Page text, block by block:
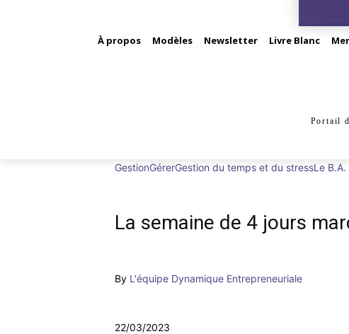
À propos Modèles Newsletter Livre Blanc
Portail
GestionGérerGestion du temps et du stressLe
La semaine de 4 jours
By L'équipe Dynamique Entrepreneuriale
22/03/2023